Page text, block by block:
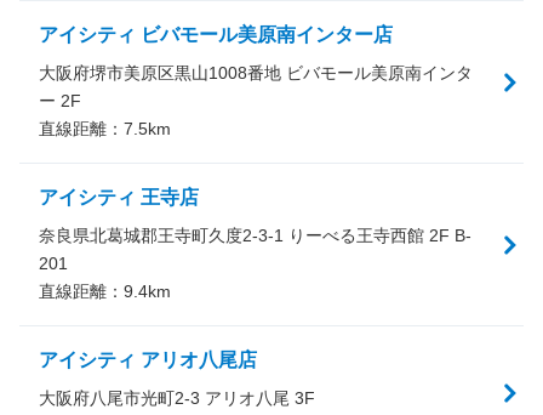
アイシティ ビバモール美原南インター店
大阪府堺市美原区黒山1008番地 ビバモール美原南インタ
ー 2F
直線距離： 7.5km
アイシティ 王寺店
奈良県北葛城郡王寺町久度2-3-1 りーべる王寺西館 2F B-
201
直線距離： 9.4km
アイシティ アリオ八尾店
大阪府八尾市光町2-3 アリオ八尾 3F